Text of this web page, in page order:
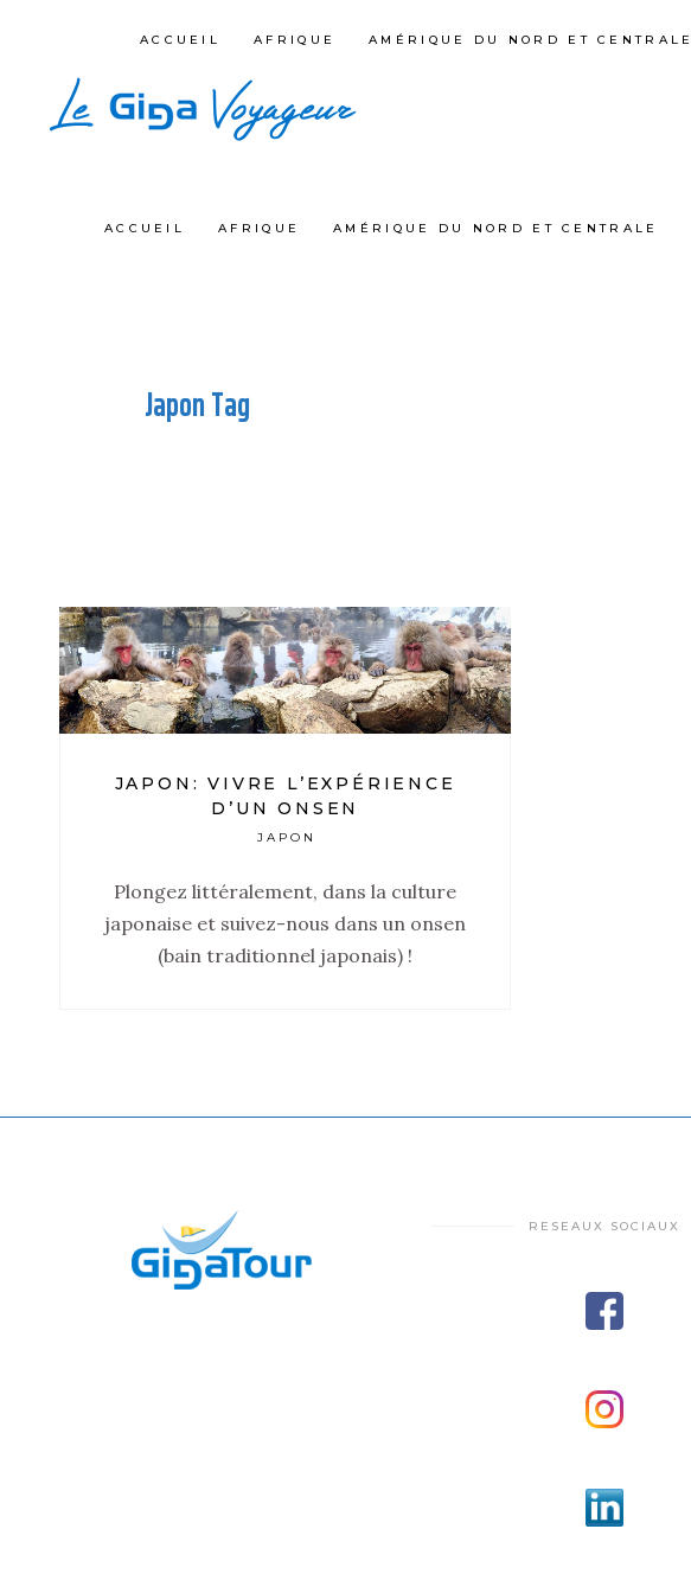
ACCUEIL AFRIQUE AMÉRIQUE DU NORD ET CENTRALE
ACCUEIL AFRIQUE AMÉRIQUE DU NORD ET CENTRALE
Japon Tag
JAPON: VIVRE L’EXPÉRIENCE
D’UN ONSEN
JAPON
Plongez littéralement, dans la culture
japonaise et suivez-nous dans un onsen
(bain traditionnel japonais) !
RESEAUX SOCIAUX